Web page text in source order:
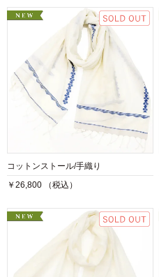
コットンストール/手織り
￥26,800 （税込）